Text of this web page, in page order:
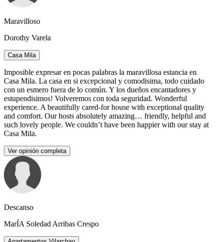
Maravilloso
Dorothy Varela
Casa Mila
Imposible expresar en pocas palabras la maravillosa estancia en
Casa Mila. La casa en si excepcional y comodisima, todo cuidado
con un esmero fuera de lo común. Y los dueños encantadores y
estupendisimos! Volveremos con toda seguridad. Wonderful
experience. A beautifully cared-for house with exceptional quality
and comfort. Our hosts absolutely amazing… friendly, helpful and
such lovely people. We couldn’t have been happier with our stay at
Casa Mila.
Ver opinión completa
Descanso
MarÍA Soledad Arribas Crespo